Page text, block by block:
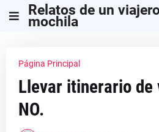
Relatos de un
mochila
Página Principal
Llevar itinerario de
NO.